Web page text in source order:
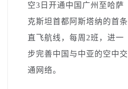
空3日开通中国广州至哈萨
克斯坦首都阿斯塔纳的首条
直飞航线，每周2班，进一
步完善中国与中亚的空中交
通网络。